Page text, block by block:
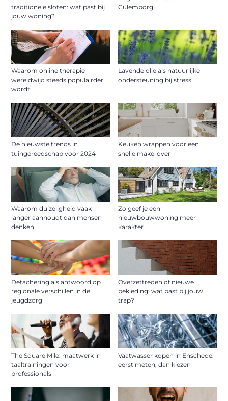
traditionele sloten: wat past bij
jouw woning?
Culemborg
Waarom online therapie
wereldwijd steeds populairder
wordt
Lavendelolie als natuurlijke
ondersteuning bij stress
De nieuwste trends in
tuingereedschap voor 2024
Keuken wrappen voor een
snelle make-over
Waarom duizeligheid vaak
langer aanhoudt dan mensen
denken
Zo geef je een
nieuwbouwwoning meer
karakter
Detachering als antwoord op
regionale verschillen in de
jeugdzorg
Overzettreden of nieuwe
bekleding: wat past bij jouw
trap?
The Square Mile: maatwerk in
taaltrainingen voor
professionals
Vaatwasser kopen in Enschede:
eerst meten, dan kiezen